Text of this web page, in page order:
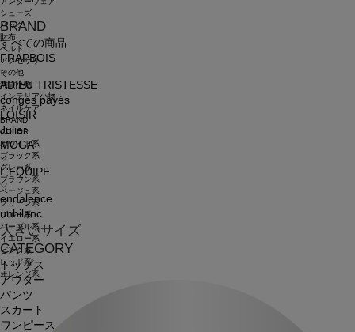
BRAND
すべての商品
FRAPBOIS
ADIEU TRISTESSE
congés payés
LOISIR
Julier
MOGA
L'EQUIPE
endalence
unbilanc
大きいサイズ
CATEGORY
トップス
アウター
パンツ
スカート
ワンピース
シューズ
バッグ
財布
ベルト
アクセサリ
その他
雑貨小物
インテリア小物
ネイルケア
BRAND
COLOR
ホワイト系
ブラック系
グレー系
ブラウン系
ベージュ系
グリーン系
ブルー系
パープル系
イエロー系
ピンク系
レッド系
オレンジ系